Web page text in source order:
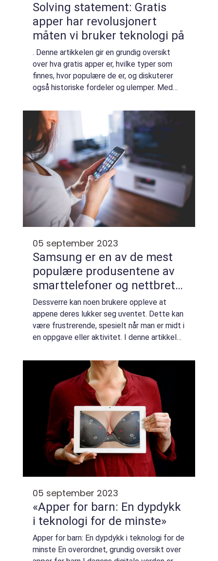
Solving statement: Gratis
apper har revolusjonert
måten vi bruker teknologi på
. Denne artikkelen gir en grundig oversikt
over hva gratis apper er, hvilke typer som
finnes, hvor populære de er, og diskuterer
også historiske fordeler og ulemper. Med
seksjoner, vil denne artikkelen være en ve...
05 september 2023
Samsung er en av de mest
populære produsentene av
smarttelefoner og nettbrett,
og deres enheter, som kjører
på Android-
operativsystemet, har et
bredt utvalg av apper
appbutikk, Samsung Galaxy
Store
Dessverre kan noen brukere oppleve at
appene deres lukker seg uventet. Dette kan
være frustrerende, spesielt når man er midt i
en oppgave eller aktivitet. I denne artikkelen
apper lukker seg» og pr...
05 september 2023
«Apper for barn: En dypdykk
i teknologi for de minste»
Apper for barn: En dypdykk i teknologi for de
minste En overordnet, grundig oversikt over